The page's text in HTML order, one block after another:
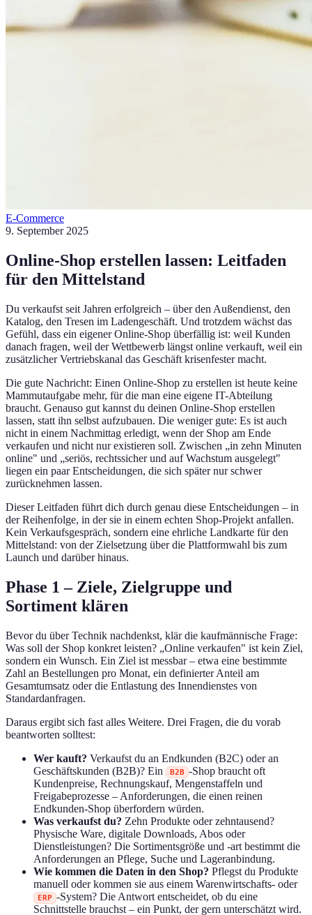
E-Commerce
9. September 2025
Online-Shop erstellen lassen: Leitfaden
für den Mittelstand
Du verkaufst seit Jahren erfolgreich – über den Außendienst, den
Katalog, den Tresen im Ladengeschäft. Und trotzdem wächst das
Gefühl, dass ein eigener Online-Shop überfällig ist: weil Kunden
danach fragen, weil der Wettbewerb längst online verkauft, weil ein
zusätzlicher Vertriebskanal das Geschäft krisenfester macht.
Die gute Nachricht: Einen Online-Shop zu erstellen ist heute keine
Mammutaufgabe mehr, für die man eine eigene IT-Abteilung
braucht. Genauso gut kannst du deinen Online-Shop erstellen
lassen, statt ihn selbst aufzubauen. Die weniger gute: Es ist auch
nicht in einem Nachmittag erledigt, wenn der Shop am Ende
verkaufen und nicht nur existieren soll. Zwischen „in zehn Minuten
online" und „seriös, rechtssicher und auf Wachstum ausgelegt"
liegen ein paar Entscheidungen, die sich später nur schwer
zurücknehmen lassen.
Dieser Leitfaden führt dich durch genau diese Entscheidungen – in
der Reihenfolge, in der sie in einem echten Shop-Projekt anfallen.
Kein Verkaufsgespräch, sondern eine ehrliche Landkarte für den
Mittelstand: von der Zielsetzung über die Plattformwahl bis zum
Launch und darüber hinaus.
Phase 1 – Ziele, Zielgruppe und
Sortiment klären
Bevor du über Technik nachdenkst, klär die kaufmännische Frage:
Was soll der Shop konkret leisten? „Online verkaufen" ist kein Ziel,
sondern ein Wunsch. Ein Ziel ist messbar – etwa eine bestimmte
Zahl an Bestellungen pro Monat, ein definierter Anteil am
Gesamtumsatz oder die Entlastung des Innendienstes von
Standardanfragen.
Daraus ergibt sich fast alles Weitere. Drei Fragen, die du vorab
beantworten solltest:
Wer kauft? Verkaufst du an Endkunden (B2C) oder an
Geschäftskunden (B2B)? Ein
B2B -Shop braucht oft
Kundenpreise, Rechnungskauf, Mengenstaffeln und
Freigabeprozesse – Anforderungen, die einen reinen
Endkunden-Shop überfordern würden.
Was verkaufst du? Zehn Produkte oder zehntausend?
Physische Ware, digitale Downloads, Abos oder
Dienstleistungen? Die Sortimentsgröße und -art bestimmt die
Anforderungen an Pflege, Suche und Lageranbindung.
Wie kommen die Daten in den Shop? Pflegst du Produkte
manuell oder kommen sie aus einem Warenwirtschafts- oder
ERP -System? Die Antwort entscheidet, ob du eine
Schnittstelle brauchst – ein Punkt, der gern unterschätzt wird.